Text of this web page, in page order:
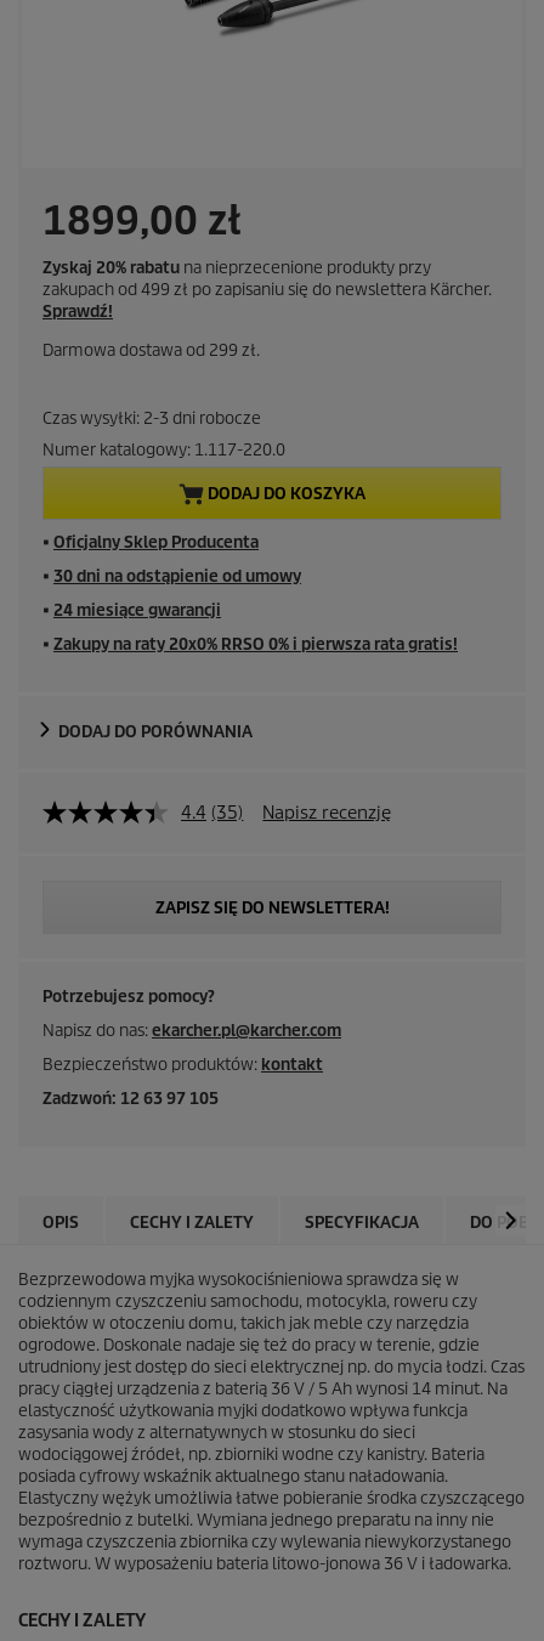
1899,00 zł
Zyskaj 20% rabatu na nieprzecenione produkty przy
zakupach od 499 zł po zapisaniu się do newslettera Kärcher.
Sprawdź!
Darmowa dostawa od 299 zł.
Czas wysyłki: 2-3 dni robocze
Numer katalogowy: 1.117-220.0
DODAJ DO KOSZYKA
■ Oficjalny Sklep Producenta
■ 30 dni na odstąpienie od umowy
■ 24 miesiące gwarancji
■ Zakupy na raty 20x0% RRSO 0% i pierwsza rata gratis!
DODAJ DO PORÓWNANIA
4.4 (35) Napisz recenzję
ZAPISZ SIĘ DO NEWSLETTERA!
Potrzebujesz pomocy?
Napisz do nas:ekarcher.pl@karcher.com
Bezpieczeństwo produktów: kontakt
Zadzwoń: 12 63 97 105
OPIS CECHY I ZALETY SPECYFIKACJA DO
Bezprzewodowa myjka wysokociśnieniowa sprawdza się w
codziennym czyszczeniu samochodu, motocykla, roweru czy
obiektów w otoczeniu domu, takich jak meble czy narzędzia
ogrodowe. Doskonale nadaje się też do pracy w terenie, gdzie
utrudniony jest dostęp do sieci elektrycznej np. do mycia łodzi. Czas
pracy ciągłej urządzenia z baterią 36 V / 5 Ah wynosi 14 minut. Na
elastyczność użytkowania myjki dodatkowo wpływa funkcja
zasysania wody z alternatywnych w stosunku do sieci
wodociągowej źródeł, np. zbiorniki wodne czy kanistry. Bateria
posiada cyfrowy wskaźnik aktualnego stanu naładowania.
Elastyczny wężyk umożliwia łatwe pobieranie środka czyszczącego
bezpośrednio z butelki. Wymiana jednego preparatu na inny nie
wymaga czyszczenia zbiornika czy wylewania niewykorzystanego
roztworu. W wyposażeniu bateria litowo-jonowa 36 V i ładowarka.
CECHY I ZALETY